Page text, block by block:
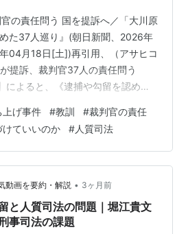
の責任問う 国を提訴へ／「大川原
た37人巡り』(朝日新聞、2026年
04月18日[土])再引用、（アサヒコ
提訴、裁判官37人の責任問う
によると、《逮捕や勾留を認め、
輸出の容疑や逃亡や証拠隠滅の
きたのに、身体拘束を認めた裁判
だとして、約1億7千万円の賠償を
定する前なのに長期間、身体拘
司法」などと批判される。大川原
上げ事件 #教訓 #裁判官の責任
ていいのか #人質司法
動画を要約・解説 • 3ヶ月前
と人質司法の問題｜堀江貴文
事司法の課題